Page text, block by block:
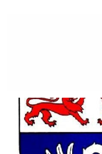
content